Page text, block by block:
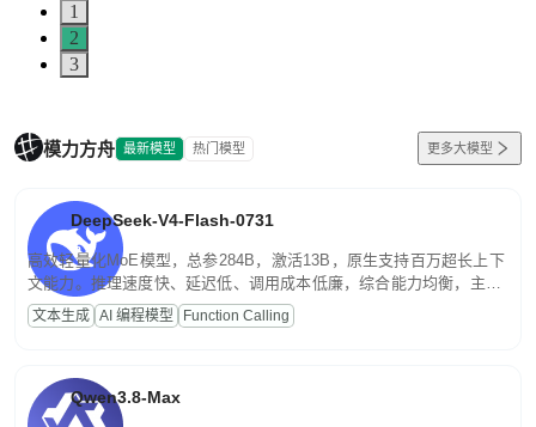
1
2
3
模力方舟 最新模型 热门模型 更多大模型
DeepSeek-V4-Flash-0731
高效轻量化MoE模型，总参284B，激活13B，原生支持百万超长上下
文能力。推理速度快、延迟低、调用成本低廉，综合能力均衡，主打
高并发、轻量化任务，适合日常对话、内容创作、基础 RAG、批量
文案处理等普惠刚需场景。
文本生成 AI 编程模型 Function Calling
Qwen3.8-Max